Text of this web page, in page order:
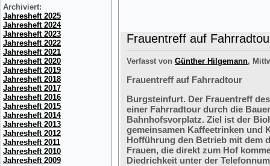
Archiviert:
Jahresheft 2025
Jahresheft 2024
Jahresheft 2023
Jahresheft 2022
Jahresheft 2021
Jahresheft 2020
Jahresheft 2019
Jahresheft 2018
Jahresheft 2017
Jahresheft 2016
Jahresheft 2015
Jahresheft 2014
Jahresheft 2013
Jahresheft 2012
Jahresheft 2011
Jahresheft 2010
Jahresheft 2009
Frauentreff auf
Verfasst von Günther Hilgemann,
Frauentreff auf Fahrradtour
Burgsteinfurt. Der Frauentreff
einer Fahrradtour durch die
Bahnhofsvorplatz. Ziel ist der
gemeinsamen Kaffeetrinken und
Hofführung den Betrieb mit dem
Frauen, die direkt zum Hof
Diedrichkeit unter der